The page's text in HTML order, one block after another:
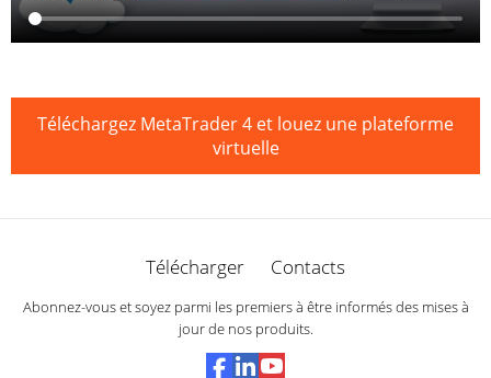
Téléchargez MetaTrader 4 et louez une plateforme
virtuelle
Télécharger Contacts
Abonnez-vous et soyez parmi les premiers à être informés des mises à
jour de nos produits.